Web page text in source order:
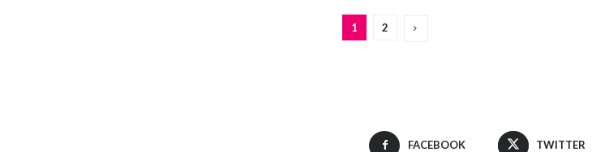
1 2
FACEBOOK TWITTER